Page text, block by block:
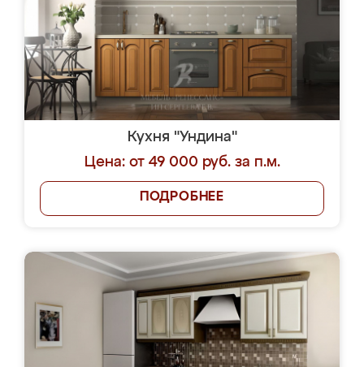
Кухня "Ундина"
Цена: от 49 000 руб. за п.м.
ПОДРОБНЕЕ